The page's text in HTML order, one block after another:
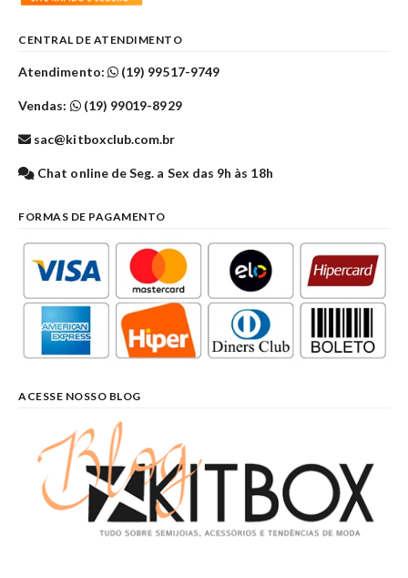
CENTRAL DE ATENDIMENTO
Atendimento: (19) 99517-9749
Vendas: (19) 99019-8929
sac@kitboxclub.com.br
Chat online de Seg. a Sex das 9h às 18h
FORMAS DE PAGAMENTO
ACESSE NOSSO BLOG